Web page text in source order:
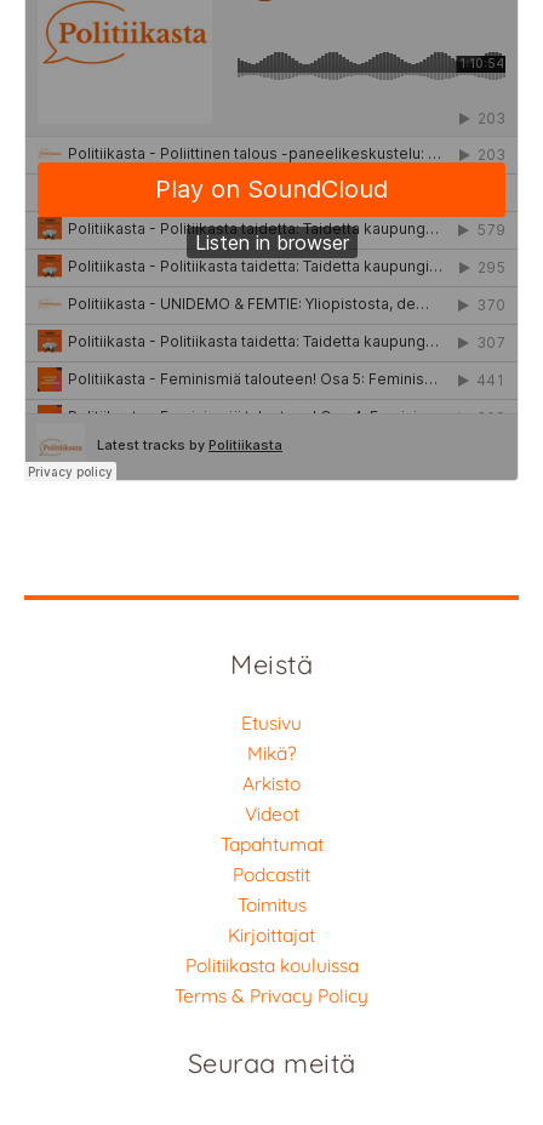
Meistä
Etusivu
Mikä?
Arkisto
Videot
Tapahtumat
Podcastit
Toimitus
Kirjoittajat
Politiikasta kouluissa
Terms & Privacy Policy
Seuraa meitä